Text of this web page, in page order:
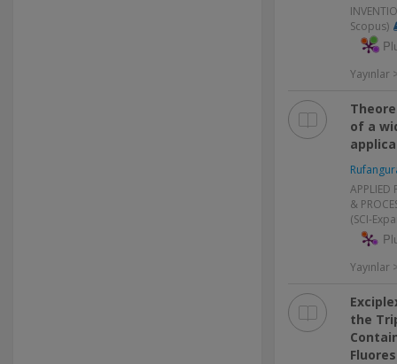
Scopus)
Yayınlar
of a
APPLIED
&
(SCI-
Yayınlar
the